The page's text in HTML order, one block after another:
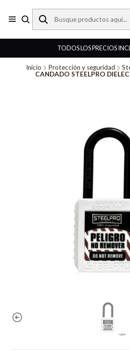
TODOS LOS PRECIOS
Inicio Protección y seguridad
CANDADO STEELPRO